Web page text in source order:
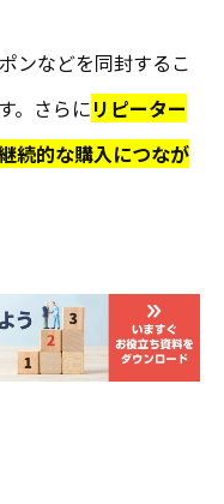
ンなどを同封するこ
。さらにリピーター
続的な購入につなが